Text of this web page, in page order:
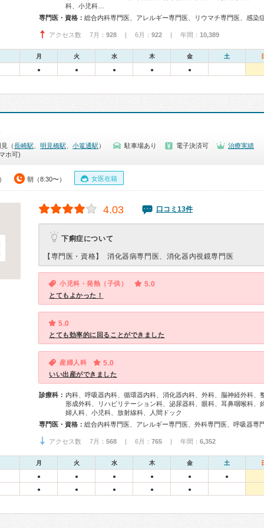
科、小児科…
専門医・資格：
アクセス数 7月： 928 | 6月： 922 | 年間： 10,389
月 火 水 木 金 土
● ● ● ● ●
（長崎駅 明見橋駅 小篭通駅 ） 駐車場あり 電子決済可
治療実績
ホ可)
朝（8:30〜） 女医在籍
4.03 口コミ13件
下痢症について
【専門医・資格】 消化器病専門医、消化器内視鏡専門医
小児科・発熱（子供） 5.0
とてもよかった！
5.0
とても効率的に回ることができました
産婦人科 5.0
いい出産ができました
診療科： 内科、呼吸器内科、循環器内科、消化器内科、外科、脳神経外科、
形成外科、リハビリテーション科、泌尿器科、眼科、耳鼻咽喉科、
婦人科、小児科、放射線科、人間ドック
専門医・資格：
アクセス数 7月： 568 | 6月： 765 | 年間： 6,352
月 火 水 木 金 土
● ● ● ● ●
●
●
● ● ● ●